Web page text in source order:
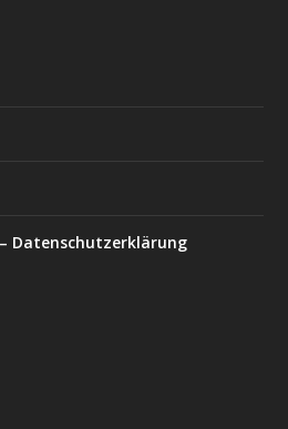
Datenschutzerklärung